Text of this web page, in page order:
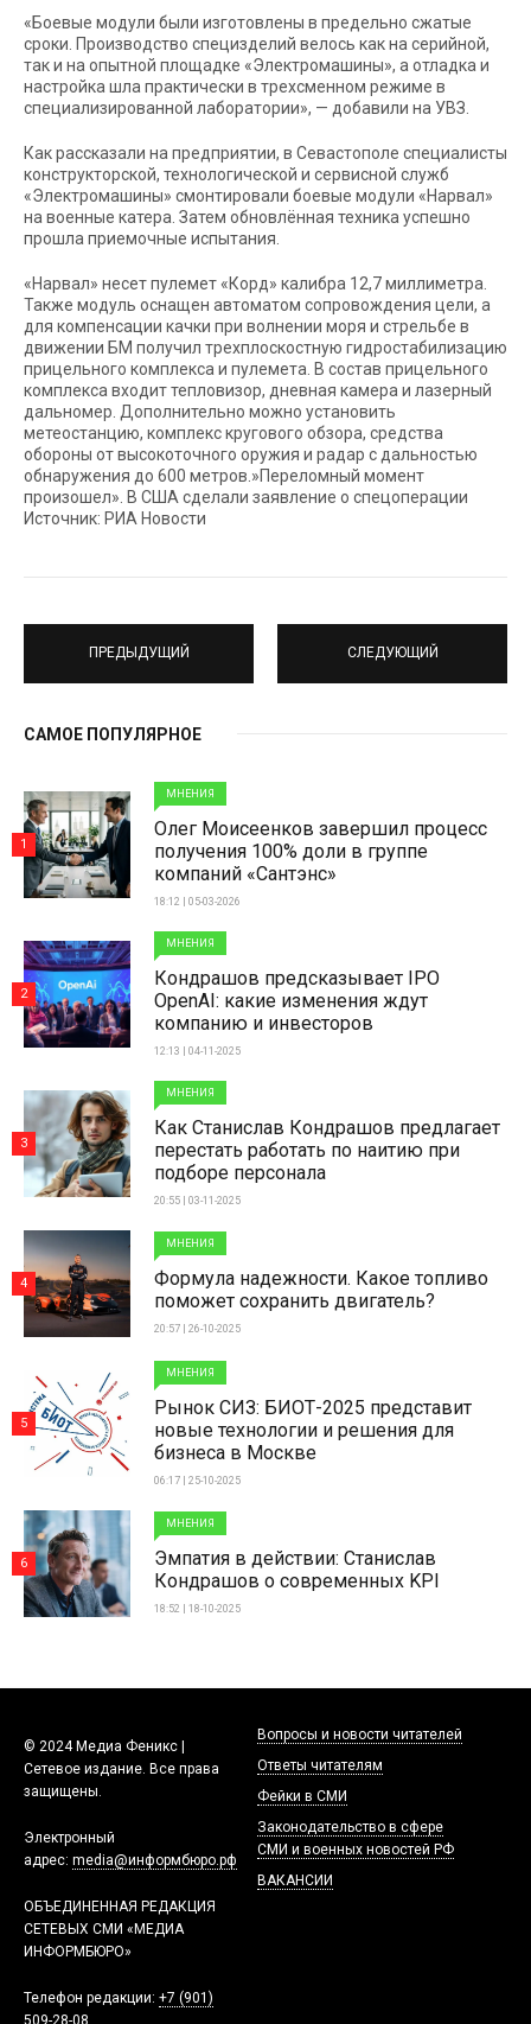
«Боевые модули были изготовлены в предельно сжатые
сроки. Производство специзделий велось как на серийной,
так и на опытной площадке «Электромашины», а отладка и
настройка шла практически в трехсменном режиме в
специализированной лаборатории», — добавили на УВЗ.
Как рассказали на предприятии, в Севастополе специалисты
конструкторской, технологической и сервисной служб
«Электромашины» смонтировали боевые модули «Нарвал»
на военные катера. Затем обновлённая техника успешно
прошла приемочные испытания.
«Нарвал» несет пулемет «Корд» калибра 12,7 миллиметра.
Также модуль оснащен автоматом сопровождения цели, а
для компенсации качки при волнении моря и стрельбе в
движении БМ получил трехплоскостную гидростабилизацию
прицельного комплекса и пулемета. В состав прицельного
комплекса входит тепловизор, дневная камера и лазерный
дальномер. Дополнительно можно установить
метеостанцию, комплекс кругового обзора, средства
обороны от высокоточного оружия и радар с дальностью
обнаружения до 600 метров.»Переломный момент
произошел». В США сделали заявление о спецоперации
Источник: РИА Новости
ПРЕДЫДУЩИЙ СЛЕДУЮЩИЙ
САМОЕ ПОПУЛЯРНОЕ
МНЕНИЯ
Олег Моисеенков завершил процесс
получения 100% доли в группе
компаний «Сантэнс»
18:12 | 05-03-2026
1
МНЕНИЯ
Кондрашов предсказывает IPO
OpenAI: какие изменения ждут
компанию и инвесторов
12:13 | 04-11-2025
2
МНЕНИЯ
Как Станислав Кондрашов предлагает
перестать работать по наитию при
подборе персонала
20:55 | 03-11-2025
3
МНЕНИЯ
Формула надежности. Какое топливо
поможет сохранить двигатель?
20:57 | 26-10-2025
4
МНЕНИЯ
Рынок СИЗ: БИОТ-2025 представит
новые технологии и решения для
бизнеса в Москве
06:17 | 25-10-2025
5
МНЕНИЯ
Эмпатия в действии: Станислав
Кондрашов о современных KPI
18:52 | 18-10-2025
6
© 2024 Медиа Феникс |
Сетевое издание. Все права
защищены.
Электронный
адрес: media@информбюро.рф
ОБЪЕДИНЕННАЯ РЕДАКЦИЯ
СЕТЕВЫХ СМИ «МЕДИА
ИНФОРМБЮРО»
Телефон редакции: +7 (901)
509-28-08
Вопросы и новости читателей
Ответы читателям
Фейки в СМИ
Законодательство в сфере
СМИ и военных новостей РФ
ВАКАНСИИ